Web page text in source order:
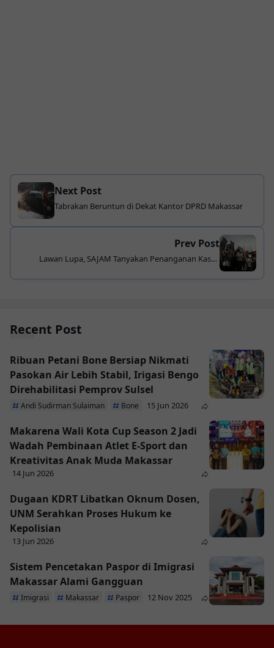
Next Post
Tabrakan Beruntun di Dekat Kantor DPRD Makassar
Prev Post
Lawan Lupa, SAJAM Tanyakan Penanganan Kasus
Recent Post
Ribuan Petani Bone Bersiap Nikmati
Pasokan Air Lebih Stabil, Irigasi Bengo
Direhabilitasi Pemprov Sulsel
Andi Sudirman Sulaiman Bone 15 Jun 2026
Makarena Wali Kota Cup Season 2 Jadi
Wadah Pembinaan Atlet E-Sport dan
Kreativitas Anak Muda Makassar
14 Jun 2026
Dugaan KDRT Libatkan Oknum Dosen,
UNM Serahkan Proses Hukum ke
Kepolisian
13 Jun 2026
Sistem Pencetakan Paspor di Imigrasi
Makassar Alami Gangguan
Imigrasi Makassar Paspor 12 Nov 2025